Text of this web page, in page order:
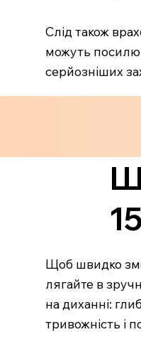
Слід також
можуть
серйозніших
Щоб швидко
лягайте в
на диханні:
тривожність і